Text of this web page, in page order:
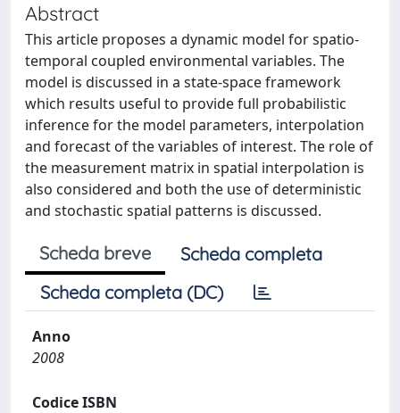
Abstract
This article proposes a dynamic model for spatio-
temporal coupled environmental variables. The
model is discussed in a state-space framework
which results useful to provide full probabilistic
inference for the model parameters, interpolation
and forecast of the variables of interest. The role of
the measurement matrix in spatial interpolation is
also considered and both the use of deterministic
and stochastic spatial patterns is discussed.
Scheda breve
Scheda completa
Scheda completa (DC)
Anno
2008
Codice ISBN